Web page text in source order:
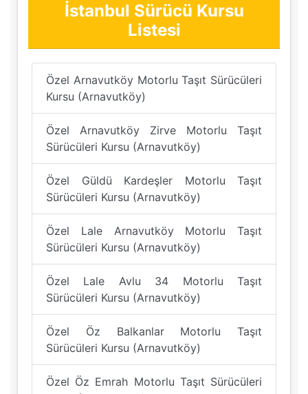
İstanbul Sürücü Kursu
Listesi
Özel Arnavutköy Motorlu Taşıt Sürücüleri
Kursu (Arnavutköy)
Özel Arnavutköy Zirve Motorlu Taşıt
Sürücüleri Kursu (Arnavutköy)
Özel Güldü Kardeşler Motorlu Taşıt
Sürücüleri Kursu (Arnavutköy)
Özel Lale Arnavutköy Motorlu Taşıt
Sürücüleri Kursu (Arnavutköy)
Özel Lale Avlu 34 Motorlu Taşıt
Sürücüleri Kursu (Arnavutköy)
Özel Öz Balkanlar Motorlu Taşıt
Sürücüleri Kursu (Arnavutköy)
Özel Öz Emrah Motorlu Taşıt Sürücüleri